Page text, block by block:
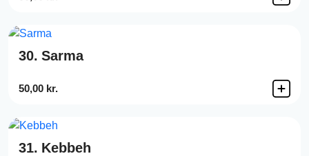
30. Sarma
50,00 kr.
31. Kebbeh